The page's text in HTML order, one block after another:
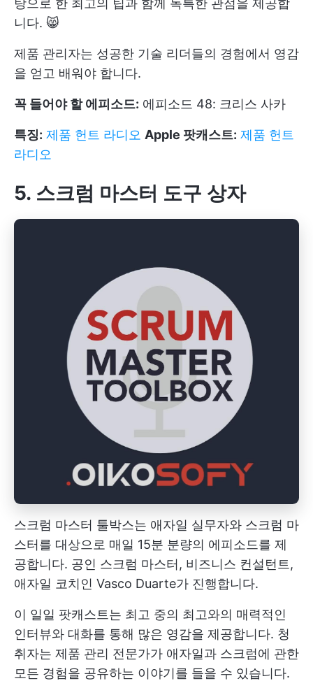
탕으로 한 최고의 팁과 함께 독특한 관점을 제공합
니다. 😸
제품 관리자는 성공한 기술 리더들의 경험에서 영감
을 얻고 배워야 합니다.
꼭 들어야 할 에피소드: 에피소드 48: 크리스 사카
특징: 제품 헌트 라디오 Apple 팟캐스트: 제품 헌트
라디오
5. 스크럼 마스터 도구 상자
스크럼 마스터 툴박스는 애자일 실무자와 스크럼 마
스터를 대상으로 매일 15분 분량의 에피소드를 제
공합니다. 공인 스크럼 마스터, 비즈니스 컨설턴트,
애자일 코치인 Vasco Duarte가 진행합니다.
이 일일 팟캐스트는 최고 중의 최고와의 매력적인
인터뷰와 대화를 통해 많은 영감을 제공합니다. 청
취자는 제품 관리 전문가가 애자일과 스크럼에 관한
모든 경험을 공유하는 이야기를 들을 수 있습니다.